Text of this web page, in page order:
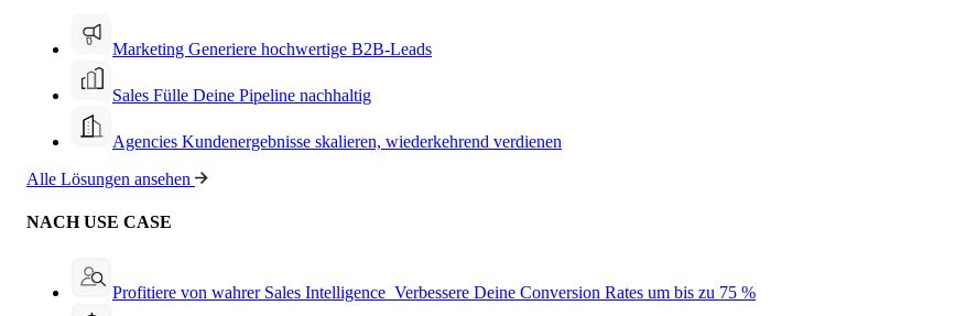
Marketing Generiere hochwertige B2B-Leads
Sales Fülle Deine Pipeline nachhaltig
Agencies Kundenergebnisse skalieren, wiederkehrend verdienen
Alle Lösungen ansehen
NACH USE CASE
Profitiere von wahrer Sales Intelligence Verbessere Deine Conversion Rates um bis zu 75 %